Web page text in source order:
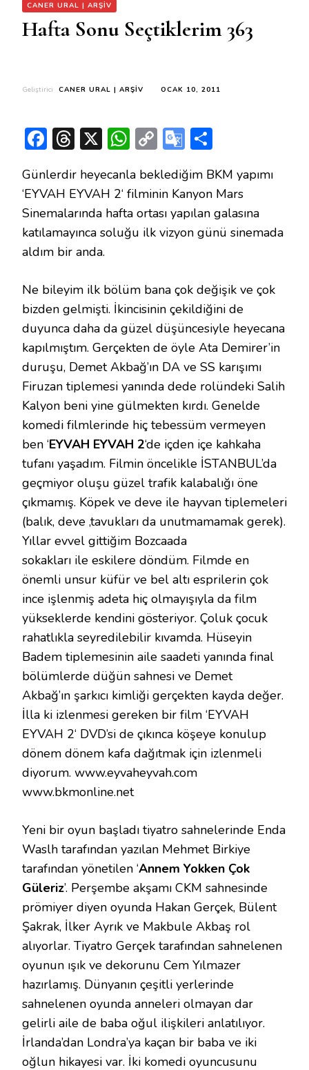
CANER URAL | ARŞIV
Hafta Sonu Seçtiklerim 363
Geliştirici CANER URAL | ARŞIV OCAK 10, 2011
Facebook
Threads
X WhatsApp
CopyGoogle
Günlerdir heyecanla beklediğim BKM yapımı
‘EYVAH EYVAH 2‘ filminin Kanyon Mars
Sinemalarında hafta ortası yapılan galasına
katılamayınca soluğu ilk vizyon günü sinemada
aldım bir anda.
Ne bileyim ilk bölüm bana çok değişik ve çok
bizden gelmişti. İkincisinin çekildiğini de
duyunca daha da güzel düşüncesiyle heyecana
kapılmıştım. Gerçekten de öyle Ata Demirer’in
duruşu, Demet Akbağ’ın DA ve SS karışımı
Firuzan tiplemesi yanında dede rolündeki Salih
Kalyon beni yine gülmekten kırdı. Genelde
komedi filmlerinde hiç tebessüm vermeyen
ben ‘EYVAH EYVAH 2‘de içden içe kahkaha
tufanı yaşadım. Filmin öncelikle İSTANBUL’da
geçmiyor oluşu güzel trafik kalabalığı öne
çıkmamış. Köpek ve deve ile hayvan tiplemeleri
(balık, deve ,tavukları da unutmamamak gerek).
Yıllar evvel gittiğim Bozcaada
sokakları ile eskilere döndüm. Filmde en
önemli unsur küfür ve bel altı esprilerin çok
ince işlenmiş adeta hiç olmayışıyla da film
yükseklerde kendini gösteriyor. Çoluk çocuk
rahatlıkla seyredilebilir kıvamda. Hüseyin
Badem tiplemesinin aile saadeti yanında final
bölümlerde düğün sahnesi ve Demet
Akbağ’ın şarkıcı kimliği gerçekten kayda değer.
İlla ki izlenmesi gereken bir film ‘EYVAH
EYVAH 2‘ DVD’si de çıkınca köşeye konulup
dönem dönem kafa dağıtmak için izlenmeli
diyorum. www.eyvaheyvah.com
www.bkmonline.net
Yeni bir oyun başladı tiyatro sahnelerinde Enda
Waslh tarafından yazılan Mehmet Birkiye
tarafından yönetilen ‘Annem Yokken Çok
Güleriz’. Perşembe akşamı CKM sahnesinde
prömiyer diyen oyunda Hakan Gerçek, Bülent
Şakrak, İlker Ayrık ve Makbule Akbaş rol
alıyorlar. Tiyatro Gerçek tarafından sahnelenen
oyunun ışık ve dekorunu Cem Yılmazer
hazırlamış. Dünyanın çeşitli yerlerinde
sahnelenen oyunda anneleri olmayan dar
gelirli aile de baba oğul ilişkileri anlatılıyor.
İrlanda’dan Londra’ya kaçan bir baba ve iki
oğlun hikayesi var. İki komedi oyuncusunu